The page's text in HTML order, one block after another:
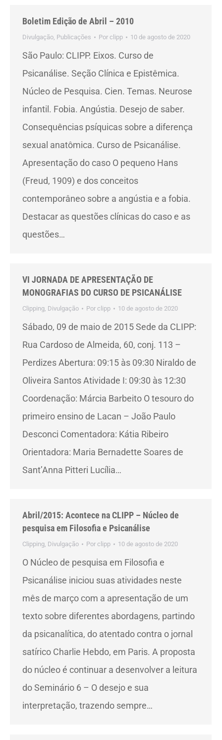
Boletim Edição de Abril – 2010
Divulgação, Publicações Por clipp 10 de agosto de 2020
São Paulo: CLIPP. Eixos. Curso de
Psicanálise. Seção Clínica e Epistêmica.
Núcleo de Pesquisa. Cien. Temas. Neurose
infantil. Fobia. Angústia. Desejo de saber.
Consequências psíquicas sobre a diferença
sexual anatômica. Curso de Psicanálise.
Apresentação do caso O pequeno Hans
(Freud, 1909) e dos conceitos
contemporâneo sobre a angústia e a fobia.
Destacar as questões clínicas do caso e as
questões…
VI JORNADA DE APRESENTAÇÃO DE
MONOGRAFIAS DO CURSO DE PSICANÁLISE
Clipping, Divulgação Por clipp 10 de agosto de 2020
Sábado, 09 de maio de 2015 Sede da CLIPP:
Rua Cardoso de Almeida, 60, conj. 113 –
Perdizes Abertura: 09:15 às 09:30 Niraldo de
Oliveira Santos Atividade I: 09:30 às 12:30
Coordenação: Márcia Barbeito O tesouro do
primeiro ensino de Lacan – João Paulo
Desconci Comentadora: Kátia Ribeiro
Orientadora: Maria Bernadette Soares de
Sant’Anna Pitteri Lucília…
Abril/2015: Acontece na CLIPP – Núcleo de
pesquisa em Filosofia e Psicanálise
Clipping, Divulgação Por clipp 10 de agosto de 2020
O Núcleo de pesquisa em Filosofia e
Psicanálise iniciou suas atividades neste
mês de março com a apresentação de um
texto sobre diferentes abordagens, partindo
da psicanalítica, do atentado contra o jornal
satírico Charlie Hebdo, em Paris. A proposta
do núcleo é continuar a desenvolver a leitura
do Seminário 6 – O desejo e sua
interpretação, trazendo sempre…